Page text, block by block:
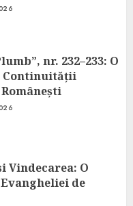
nr. 232–233: O
Continuității
Vindecarea: O
de